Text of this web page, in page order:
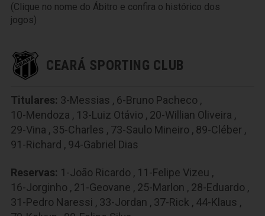
(Clique no nome do Ábitro e confira o histórico dos
jogos)
CEARÁ SPORTING CLUB
Titulares: 3-Messias , 6-Bruno Pacheco ,
10-Mendoza , 13-Luiz Otávio , 20-Willian Oliveira ,
29-Vina , 35-Charles , 73-Saulo Mineiro , 89-Cléber ,
91-Richard , 94-Gabriel Dias
Reservas: 1-João Ricardo , 11-Felipe Vizeu ,
16-Jorginho , 21-Geovane , 25-Marlon , 28-Eduardo ,
31-Pedro Naressi , 33-Jordan , 37-Rick , 44-Klaus ,